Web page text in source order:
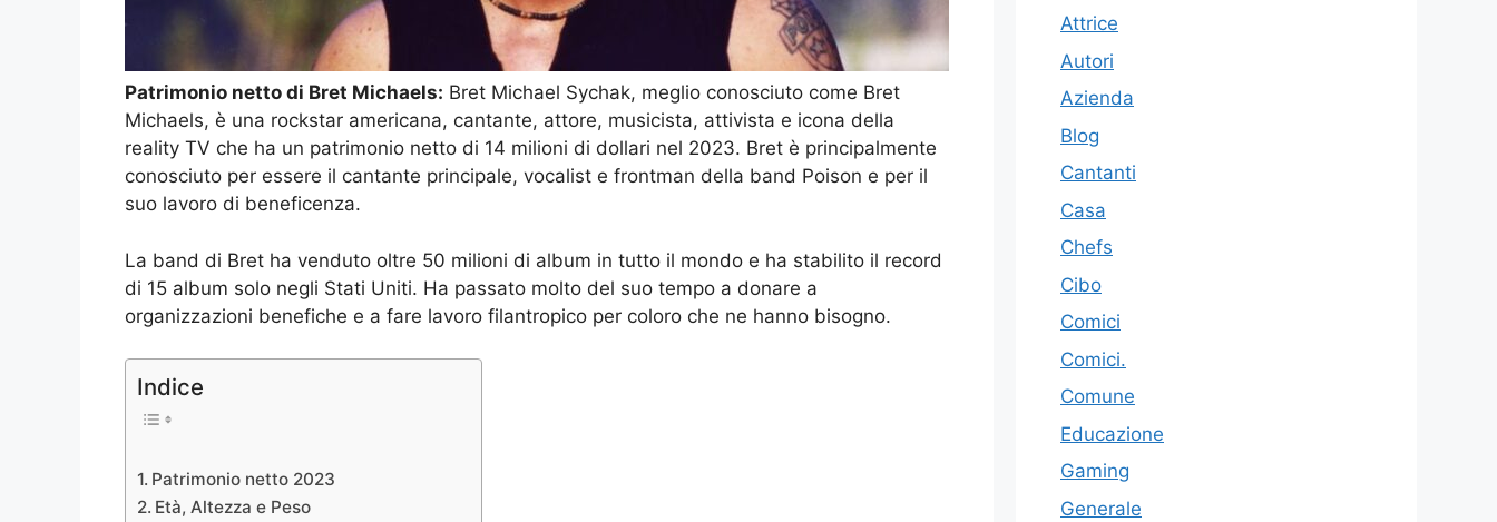
Patrimonio netto di Bret Michaels: Bret Michael Sychak, meglio conosciuto come Bret
Michaels, è una rockstar americana, cantante, attore, musicista, attivista e icona della
reality TV che ha un patrimonio netto di 14 milioni di dollari nel 2023. Bret è principalmente
conosciuto per essere il cantante principale, vocalist e frontman della band Poison e per il
suo lavoro di beneficenza.
La band di Bret ha venduto oltre 50 milioni di album in tutto il mondo e ha stabilito il record
di 15 album solo negli Stati Uniti. Ha passato molto del suo tempo a donare a
organizzazioni benefiche e a fare lavoro filantropico per coloro che ne hanno bisogno.
Indice
Patrimonio netto 2023
Età, Altezza e Peso
Attrice
Autori
Azienda
Blog
Cantanti
Casa
Chefs
Cibo
Comici
Comici.
Comune
Educazione
Gaming
Generale